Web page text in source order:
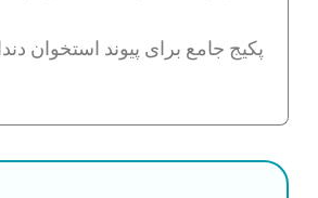
پکیج جامع برای پیوند استخوان